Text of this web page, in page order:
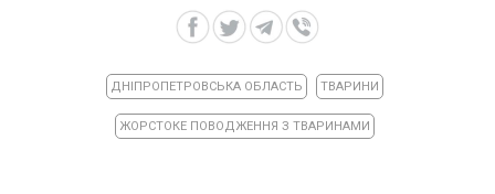
ДНІПРОПЕТРОВСЬКА ОБЛАСТЬ ТВАРИНИ
ЖОРСТОКЕ ПОВОДЖЕННЯ З ТВАРИНАМИ